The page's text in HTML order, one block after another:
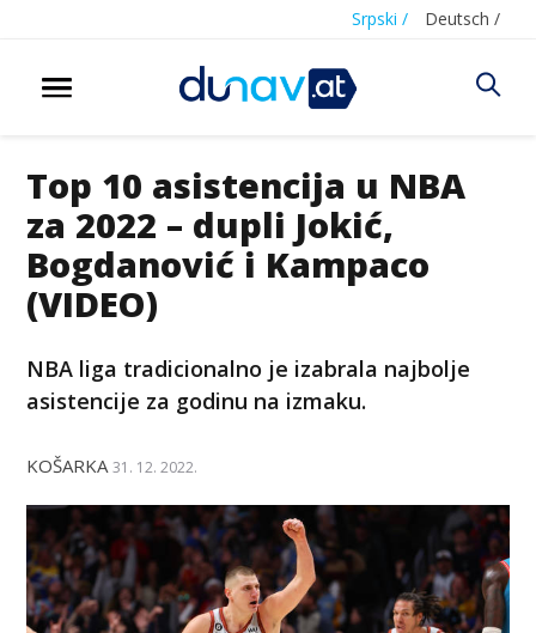
Srpski / Deutsch /
Top 10 asistencija u NBA
za 2022 – dupli Jokić,
Bogdanović i Kampaco
(VIDEO)
NBA liga tradicionalno je izabrala najbolje
asistencije za godinu na izmaku.
KOŠARKA 31. 12. 2022.